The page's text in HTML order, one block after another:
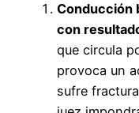
Conducción
con
que circula
provoca un
sufre